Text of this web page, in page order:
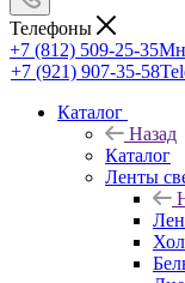
Телефоны
+7 (812) 509-25-35
+7 (921) 907-35-58
Каталог
Назад
Каталог
Ленты